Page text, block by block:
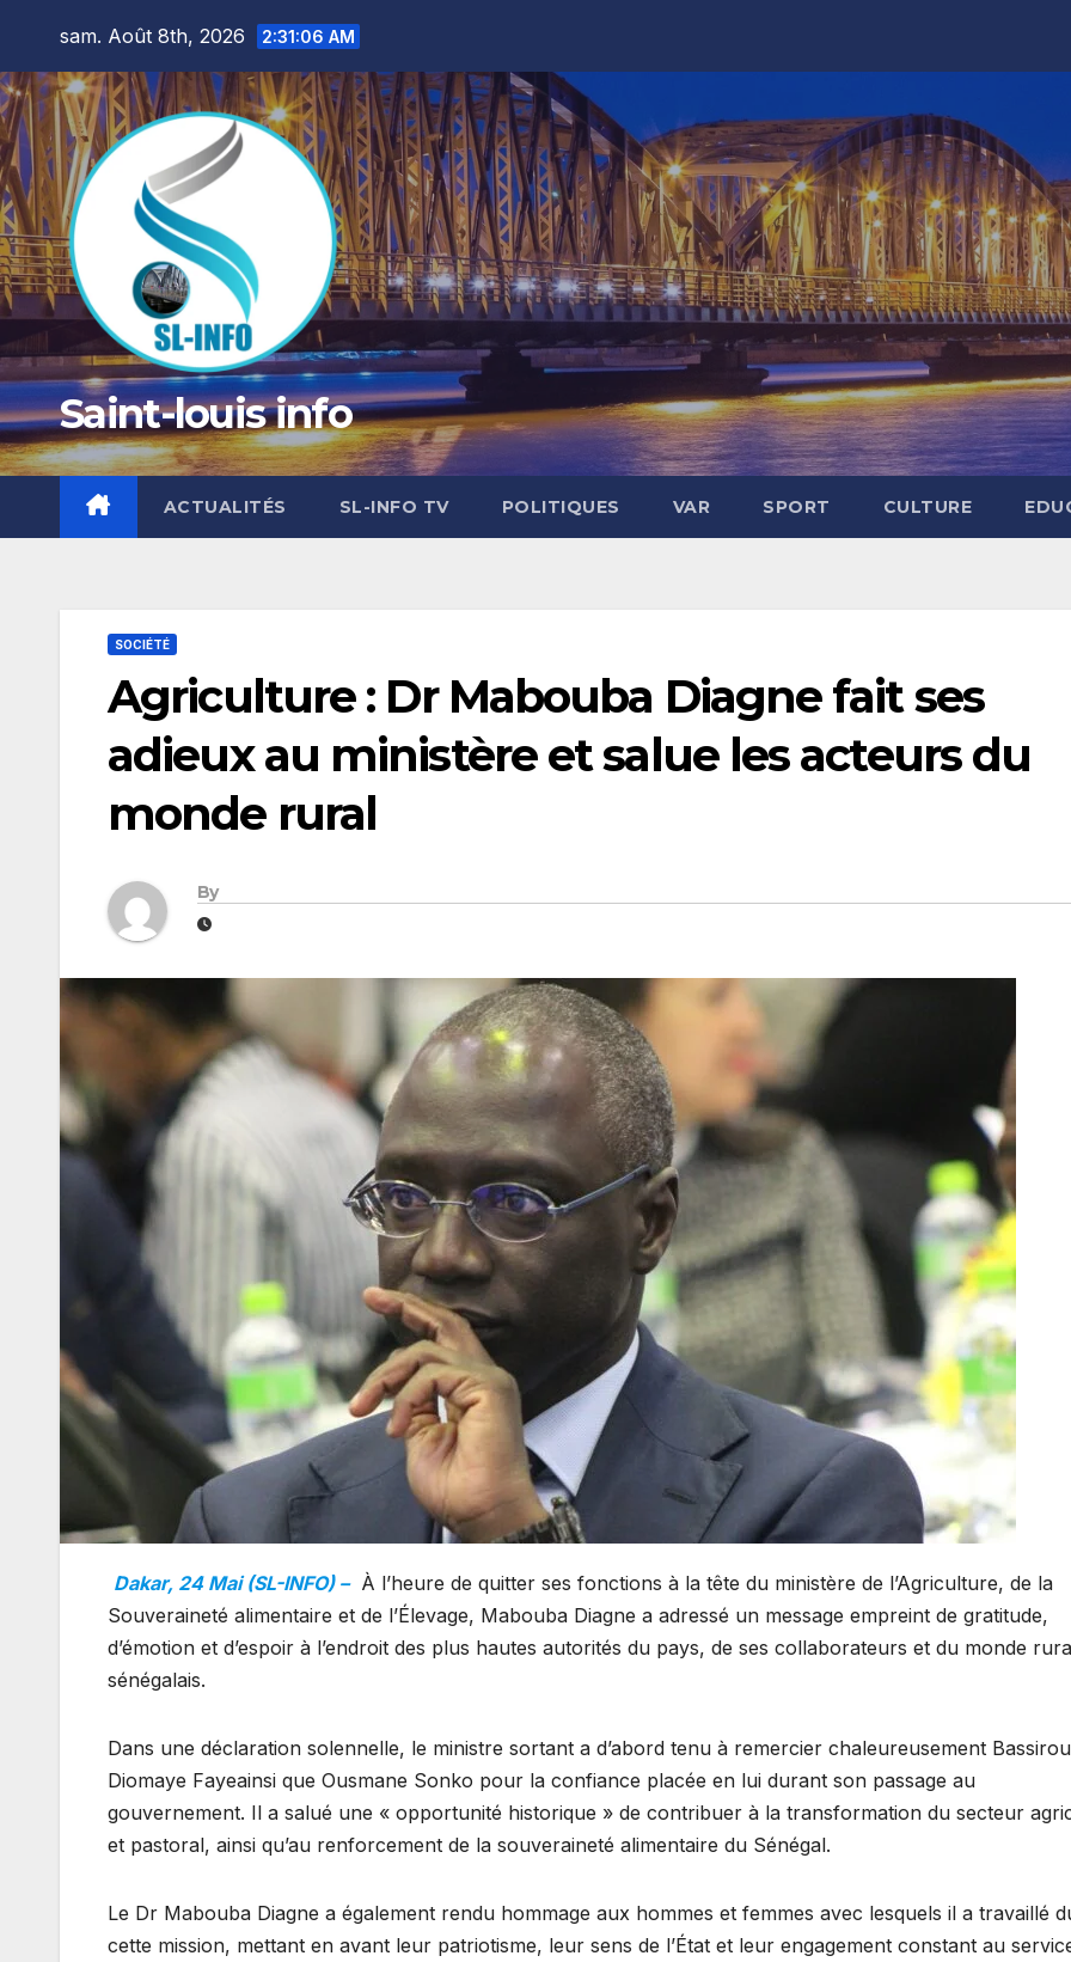
content
sam. Août 8th, 2026 2:31:07 AM
Saint-louis info
ACTUALITÉS SL-INFO TV POLITIQUES VAR SPORT CULTURE
SOCIÉTÉ
Agriculture : Dr Mabouba Diagne fait ses
adieux au ministère et salue les acteurs du
monde rural
By
Dakar, 24 Mai (SL-INFO) – À l’heure de quitter ses fonctions à la tête du ministère de l’Agriculture, de la
Souveraineté alimentaire et de l’Élevage, Mabouba Diagne a adressé un message empreint de gratitude,
d’émotion et d’espoir à l’endroit des plus hautes autorités du pays, de ses collaborateurs et du monde
sénégalais.
Dans une déclaration solennelle, le ministre sortant a d’abord tenu à remercier chaleureusement Bassirou
Diomaye Fayeainsi que Ousmane Sonko pour la confiance placée en lui durant son passage au
gouvernement. Il a salué une « opportunité historique » de contribuer à la transformation du secteur
et pastoral, ainsi qu’au renforcement de la souveraineté alimentaire du Sénégal.
Le Dr Mabouba Diagne a également rendu hommage aux hommes et femmes avec lesquels il a travaillé
cette mission, mettant en avant leur patriotisme, leur sens de l’État et leur engagement constant au